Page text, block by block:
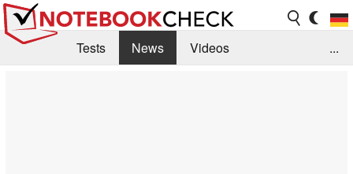
Tests News
Videos
...